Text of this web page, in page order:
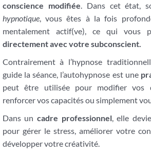
conscience modifiée. Dans cet état,
hypnotique, vous êtes à la fois
mentalement actif(ve), ce qui vous
directement avec votre subconscient.
Contrairement à l’hypnose
guide la séance, l’autohypnose est une
peut être utilisée pour modifier vos
renforcer vos capacités ou simplement
Dans un cadre professionnel, elle
pour gérer le stress, améliorer votre
développer votre créativité.